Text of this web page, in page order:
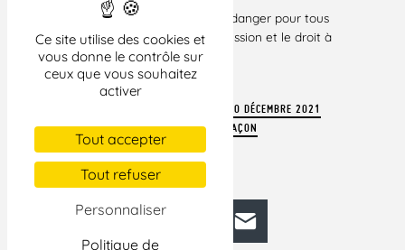
Ce site utilise des cookies et
vous donne le contrôle sur
ceux que vous souhaitez
activer
Tout accepter
Tout refuser
Personnaliser
Politique de
Cette décision constitue un véritable danger pour tous
les lanceurs d’alerte, la liberté d’expression et le droit à
l’information.
Paris, le 10 décembre 2021
TÉLÉCHARGER LE COMMUNIQUÉ DE LA LDH « 10 DÉCEMBRE 2021
LA JUSTICE BRITANNIQUE COMMÉMORE À SA FAÇON
L’ANNIVERSAIRE DE LA DUDH ».
Facebook
BlueskyMastodonLinkedIn